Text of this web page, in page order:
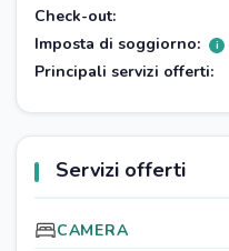
Check-out:
Imposta di soggiorno:
i
Principali servizi offerti:
Servizi offerti
CAMERA